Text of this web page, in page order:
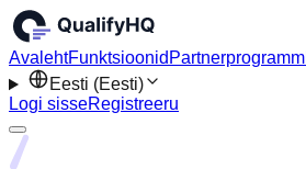
AvalehtFunktsioonid Partnerprogramm
Eesti (Eesti)
Logi sisseRegistreeru